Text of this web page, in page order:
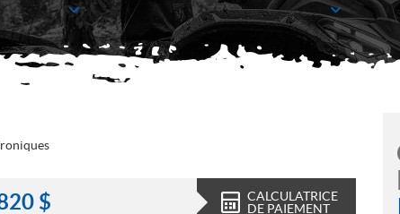
$
CALCULATRICE
DE PAIEMENT